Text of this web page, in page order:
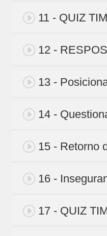
11 - QUIZ
12 -
13 -
14 -
15 - Retorno
16 -
17 - QUIZ